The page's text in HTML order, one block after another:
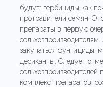
будут: гербициды как
протравители семян.
препараты в первую
закупаться фунгициды,
десиканты. Следует
сельхозпроизводителей
комплекс препаратов,